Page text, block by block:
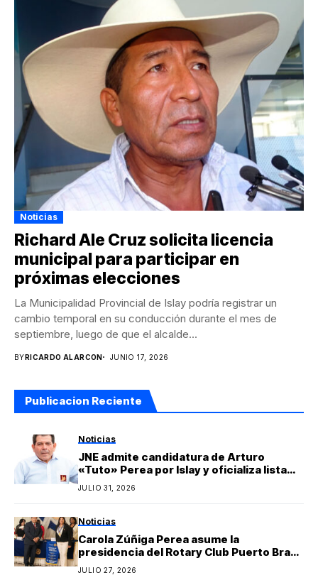
Noticias
Richard Ale Cruz solicita licencia
municipal para participar en
próximas elecciones
La Municipalidad Provincial de Islay podría registrar un
cambio temporal en su conducción durante el mes de
septiembre, luego de que el alcalde...
BYRICARDO ALARCON JUNIO 17, 2026
Publicacion Reciente
Noticias
JNE admite candidatura de Arturo
«Tuto» Perea por Islay y oficializa lista
regional de Yo Arequipa encabezada por
Berly Gonzales
JULIO 31, 2026
Noticias
Carola Zúñiga Perea asume la
presidencia del Rotary Club Puerto Bravo
Mollendo y anuncia proyectos sociales
para la provincia de Islay
JULIO 27, 2026